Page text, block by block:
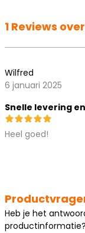
1 Reviews
Wilfred
6 januari 2025
Snelle levering
Heel goed!
Heb je het
productinformatie?